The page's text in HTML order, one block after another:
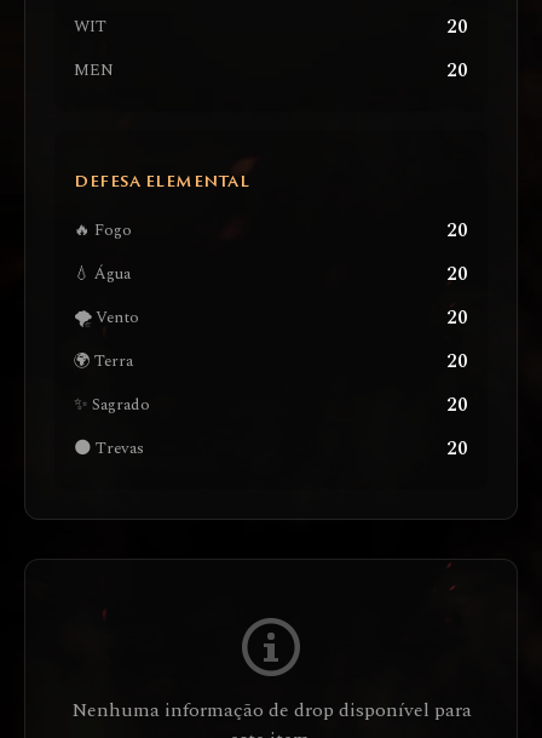
WIT 20
MEN 20
DEFESA ELEMENTAL
🔥 Fogo 20
💧 Água 20
🌪️ Vento 20
🌍 Terra 20
✨ Sagrado 20
🌑 Trevas 20
Nenhuma informação de drop disponível para